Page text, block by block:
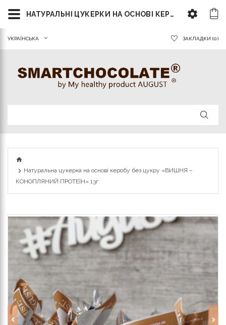
УКРАЇНСЬКА ЗАКЛАДКИ (0)
Натуральна цукерка на основі керобу без цукру «ВИШНЯ –
КОНОПЛЯНИЙ ПРОТЕЇН» 13г
НАТУРАЛЬНІ ЦУКЕРКИ НА ОСНОВІ КЕРОБУ БЕЗ ЦУКРУ «ВИШНЯ – КОНОПЛЯНИЙ ПРОТЕЇН»